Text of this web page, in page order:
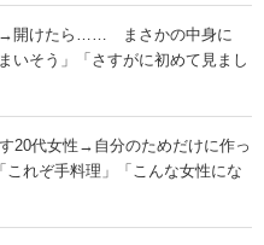
→開けたら…… まさかの中身に
いそう」「さすがに初めて見まし
20代女性→自分のためだけに作っ
れぞ手料理」「こんな女性にな